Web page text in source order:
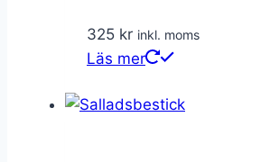
325 kr inkl. moms
Läs mer